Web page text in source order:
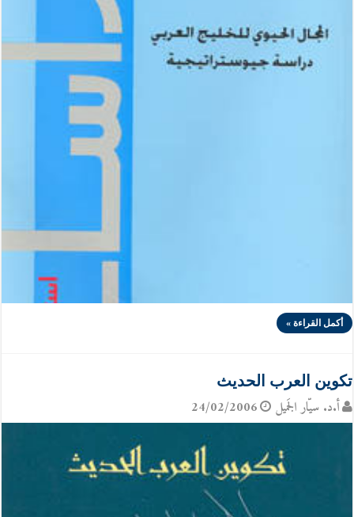
أكمل القراءة »
تكوين العرب الحديث
أ.د. سيّار الجَميل 24/02/2006